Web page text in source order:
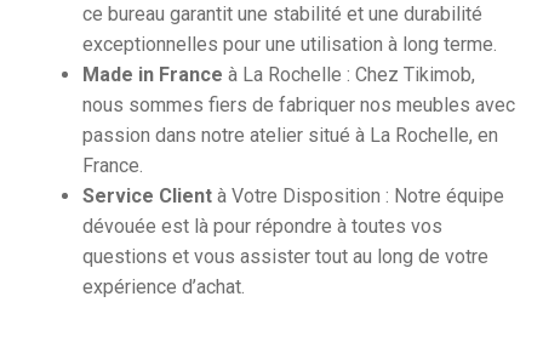
ce bureau garantit une stabilité et une durabilité
exceptionnelles pour une utilisation à long terme.
Made in France à La Rochelle : Chez Tikimob,
nous sommes fiers de fabriquer nos meubles avec
passion dans notre atelier situé à La Rochelle, en
France.
Service Client à Votre Disposition : Notre équipe
dévouée est là pour répondre à toutes vos
questions et vous assister tout au long de votre
expérience d’achat.